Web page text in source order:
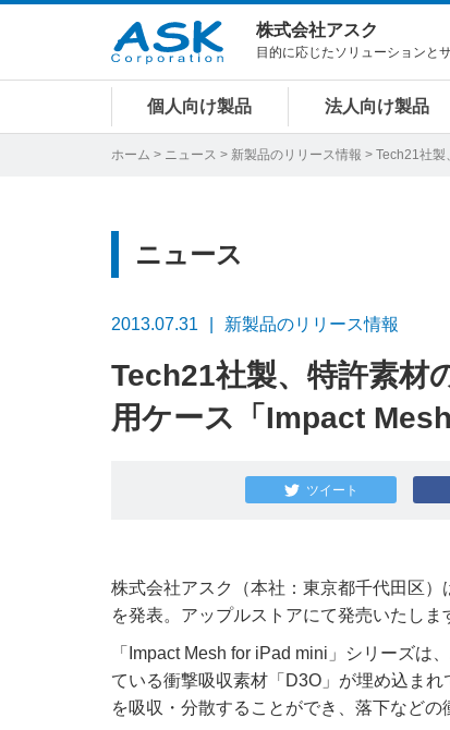
株式会社アスク
目的に応じたソリューションと
個人向け製品 法人向け製品
ホーム > ニュース > 新製品のリリース情報 > Tech21社
ニュース
2013.07.31 新製品のリリース情報
Tech21社製、特許素材
用ケース「Impact
ツイート
株式会社アスク（本社：東京都千代田区
を発表。アップルストアにて発売いたしま
「Impact Mesh for iPad mini」シリーズ
ている衝撃吸収素材「D3O」が埋め込ま
を吸収・分散することができ、落下など